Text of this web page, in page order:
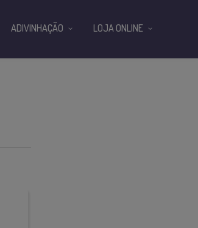
ADIVINHAÇÃO LOJA ONLINE